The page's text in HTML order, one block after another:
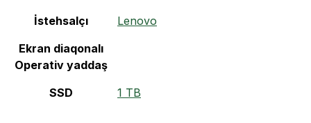
İstehsalçı
Lenovo
Ekran diaqonalı
Operativ yaddaş
SSD
1 TB